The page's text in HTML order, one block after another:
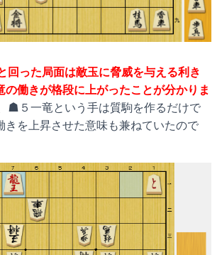
回った局面は敵玉に脅威を与える利き
の働きが格段に上がったことが分かりま
☗５一竜という手は質駒を作るだけで
きを上昇させた意味も兼ねていたので